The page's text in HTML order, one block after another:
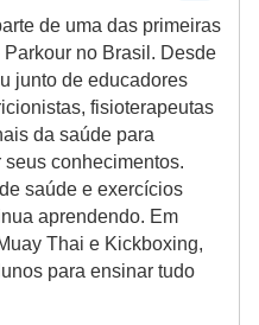
de uma das primeiras
no Brasil. Desde
junto de educadores
fisioterapeutas
da saúde para
seus conhecimentos.
saúde e exercícios
aprendendo. Em
Thai e Kickboxing,
para ensinar tudo